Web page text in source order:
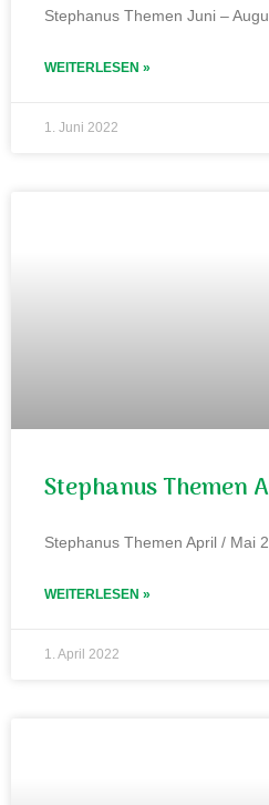
Stephanus Themen Juni –
WEITERLESEN »
1. Juni 2022
Stephanus Themen
Stephanus Themen April / Mai
WEITERLESEN »
1. April 2022